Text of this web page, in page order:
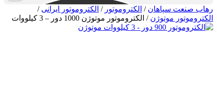
رهاب صنعت سپاهان / الکتروموتور / الکتروموتور ایرانی /
الکتروموتور موتوژن / الکتروموتور موتوژن 1000 دور – 3 کیلووات